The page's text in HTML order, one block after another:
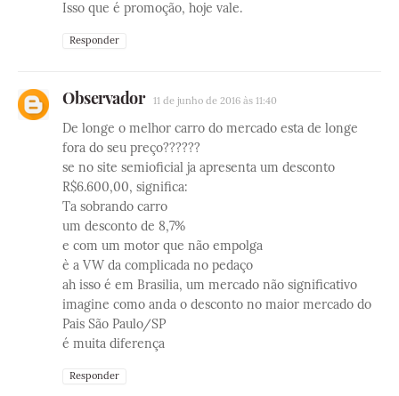
Isso que é promoção, hoje vale.
Responder
Observador 11 de junho de 2016 às 11:40
De longe o melhor carro do mercado esta de longe
fora do seu preço??????
se no site semioficial ja apresenta um desconto
R$6.600,00, significa:
Ta sobrando carro
um desconto de 8,7%
e com um motor que não empolga
è a VW da complicada no pedaço
ah isso é em Brasilia, um mercado não significativo
imagine como anda o desconto no maior mercado do
Pais São Paulo/SP
é muita diferença
Responder